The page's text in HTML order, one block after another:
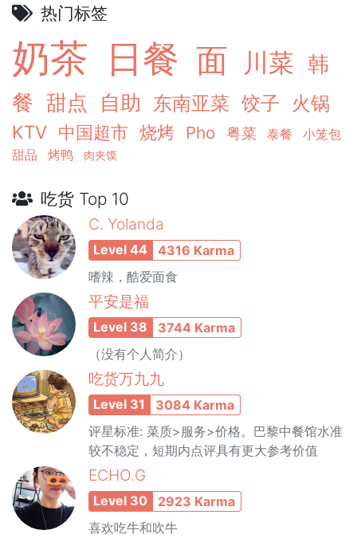
热门标签
奶茶 日餐 面 川菜 韩
餐 甜点 自助 东南亚菜 饺子 火锅
KTV 中国超市 烧烤 Pho 粤菜 泰餐
小笼包
甜品
烤鸭 肉夹馍
吃货 Top 10
C. Yolanda
Level 44
4316 Karma
嗜辣，酷爱面食
平安是福
Level 38
3744 Karma
（没有个人简介）
吃货万九九
Level 31
3084 Karma
评星标准: 菜质>服务>价格。巴黎中餐馆水准
较不稳定，短期内点评具有更大参考价值
ECHO.G
Level 30
2923 Karma
喜欢吃牛和吹牛